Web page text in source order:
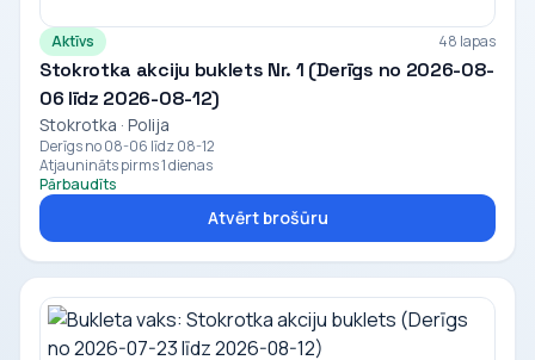
Aktīvs 48 lapas
Stokrotka akciju buklets Nr. 1 (Derīgs no 2026-08-
06 līdz 2026-08-12)
Stokrotka · Polija
Derīgs no 08-06 līdz 08-12
Atjaunināts pirms 1 dienas
Pārbaudīts
Atvērt brošūru